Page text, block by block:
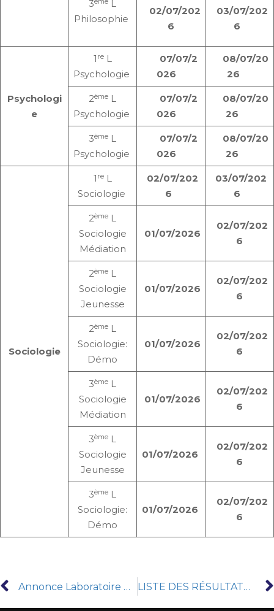
3
L
Philosophie
02/07/202
6
03/07/202
6
Psychologi
e
1 reL
Psychologie
07/07/2
026
08/07/20
26
2ème L
Psychologie
07/07/2
026
08/07/20
26
3ème L
Psychologie
07/07/2
026
08/07/20
26
Sociologie
1 reL
Sociologie
02/07/202
6
03/07/202
6
2ème L
Sociologie
Médiation
01/07/2026
02/07/202
6
2ème L
Sociologie
Jeunesse
01/07/2026
02/07/202
6
2ème L
Sociologie:
Démo
01/07/2026
02/07/202
6
3ème L
Sociologie
Médiation
01/07/2026
02/07/202
6
3ème L
Sociologie
Jeunesse
01/07/2026
02/07/202
6
3ème L
Sociologie:
Démo
01/07/2026
02/07/202
6
Annonce Laboratoire de recherche: Cartographie géomorphologique des milieux, des environnements et des dynamiques LISTE DES RÉSULTATS DÉLIBÉRÉS SUR SITE MASTER SESSION DE CONTÔLE 2025-2026